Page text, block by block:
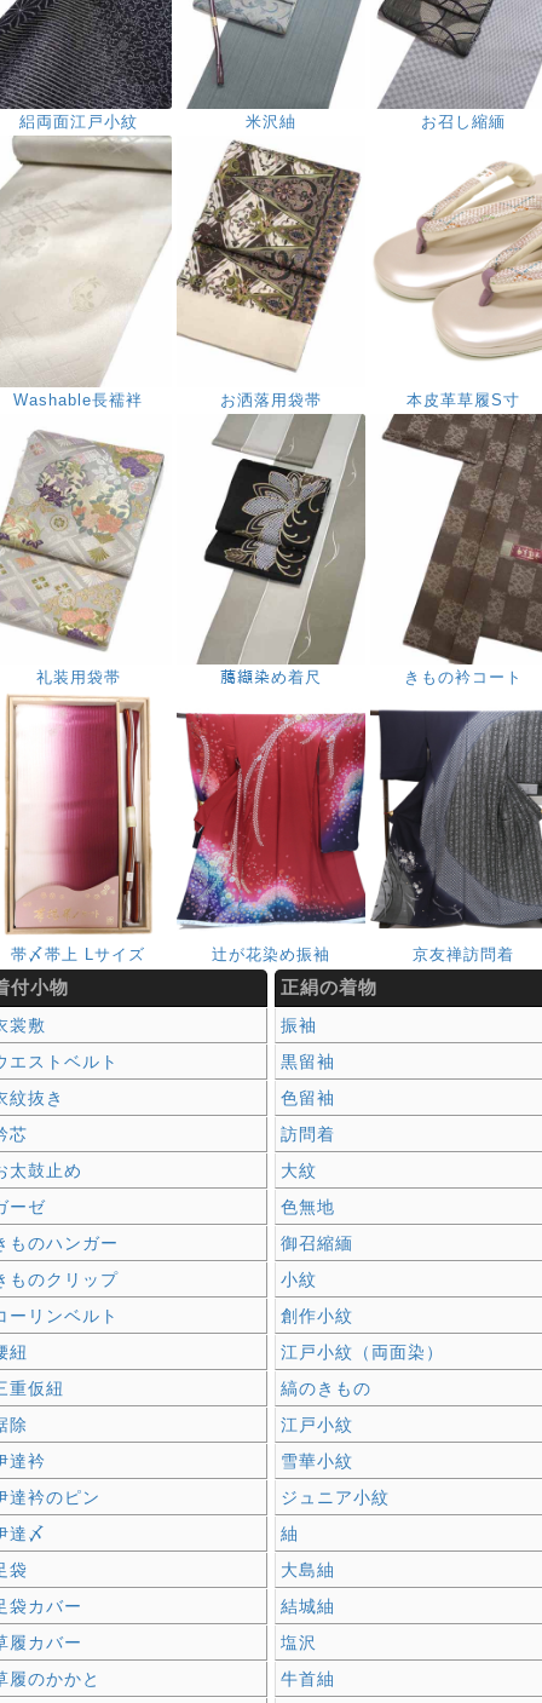
絽両面江戸小紋 米沢紬 お召し縮緬
Washable長襦袢 お洒落用袋帯 本皮革草履S寸
礼装用袋帯 﨟纈染め着尺 きもの衿コート
帯〆帯上 Lサイズ 辻が花染め振袖 京友禅訪問着
付小物
裳敷
エストベルト
紋抜き
芯
太鼓止め
ーゼ
ものハンガー
ものクリップ
ーリンベルト
紐
重仮紐
除
達衿
達衿のピン
達〆
袋
袋カバー
履カバー
履のかかと
正絹の着物
振袖
黒留袖
色留袖
訪問着
大紋
色無地
御召縮緬
小紋
創作小紋
江戸小紋（両面染）
縞のきもの
江戸小紋
雪華小紋
ジュニア小紋
紬
大島紬
結城紬
塩沢
牛首紬